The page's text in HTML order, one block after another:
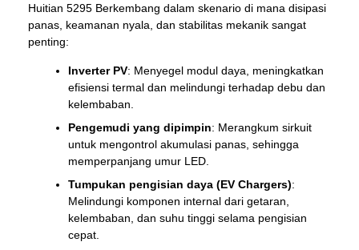
Huitian 5295 Berkembang dalam skenario di mana disipasi
panas, keamanan nyala, dan stabilitas mekanik sangat
penting:
Inverter PV: Menyegel modul daya, meningkatkan
efisiensi termal dan melindungi terhadap debu dan
kelembaban.
Pengemudi yang dipimpin: Merangkum sirkuit
untuk mengontrol akumulasi panas, sehingga
memperpanjang umur LED.
Tumpukan pengisian daya (EV Chargers):
Melindungi komponen internal dari getaran,
kelembaban, dan suhu tinggi selama pengisian
cepat.